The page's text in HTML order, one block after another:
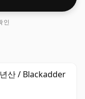
인
산 / Blackadder